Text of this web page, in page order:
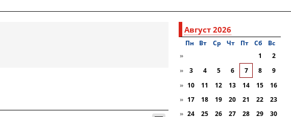
Август 2026
Пн Вт Ср Чт Пт Сб
Вc
»
1
2
»
3 4 5 6 7 8
9
» 10 11 12 13 14 15
16
» 17 18 19 20 21 22
23
» 24 25 26 27 28 29
30